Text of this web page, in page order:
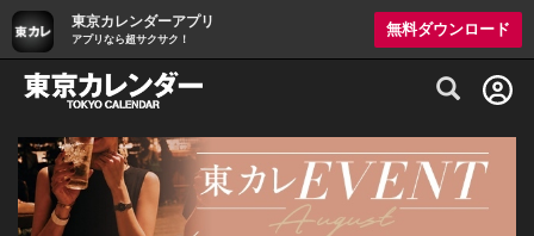
東京カレンダーアプリ
アプリなら超サクサク！
無料ダウンロード
グルメ情報・プレミアムレストラン予約